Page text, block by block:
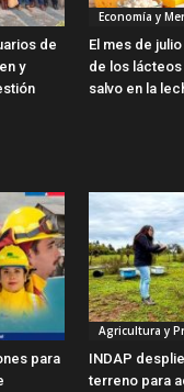
de
y
Economía y
El mes de
de los lácteos
salvo en la
para
Agricultura y
INDAP
terreno para